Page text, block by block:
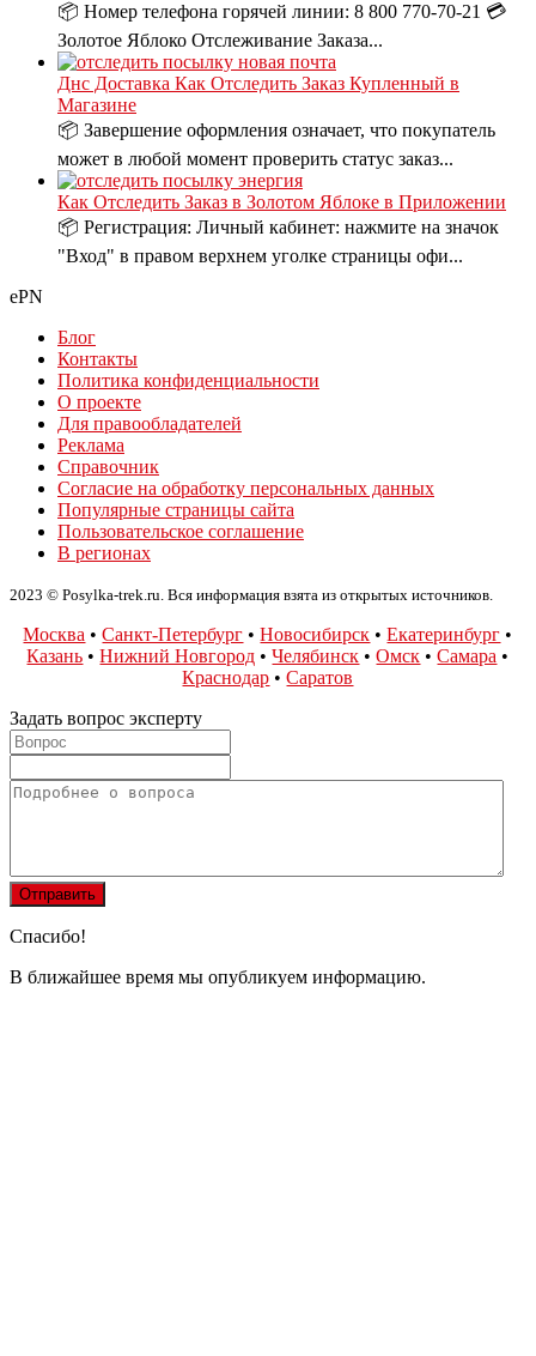
📦 Номер телефона горячей линии: 8 800 770-70-21 💳
Золотое Яблоко Отслеживание Заказа...
Днс Доставка Как Отследить Заказ Купленный в
Магазине
📦 Завершение оформления означает, что покупатель
может в любой момент проверить статус заказ...
Как Отследить Заказ в Золотом Яблоке в Приложении
📦 Регистрация: Личный кабинет: нажмите на значок
"Вход" в правом верхнем уголке страницы офи...
ePN
Блог
Контакты
Политика конфиденциальности
О проекте
Для правообладателей
Реклама
Справочник
Согласие на обработку персональных данных
Популярные страницы сайта
Пользовательское соглашение
В регионах
2023 © Posylka-trek.ru. Вся информация взята из открытых источников.
Москва •Санкт-Петербург •Новосибирск •Екатеринбург •
Казань •Нижний Новгород •Челябинск •Омск •Самара •
Краснодар •Саратов
Задать вопрос эксперту
Спасибо!
В ближайшее время мы опубликуем информацию.